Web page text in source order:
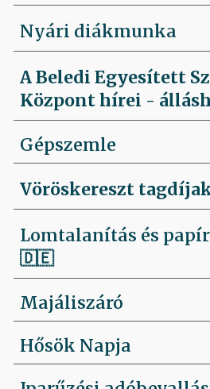
Nyári diákmunka
A Beledi Egyesített
Központ hírei -
Gépszemle
Vöröskereszt
Lomtalanítás és
🇩🇪
Majáliszáró
Hősök Napja